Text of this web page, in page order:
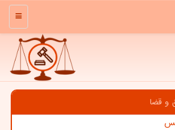
منو
و قضا